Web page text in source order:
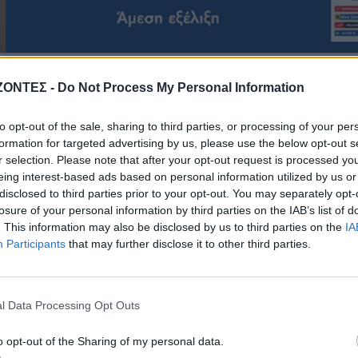
- Do Not Process My Personal Information
opt-out of the sale, sharing to third parties, or processing of your
for targeted advertising by us, please use the below opt-out
selection. Please note that after your opt-out request is processed
interest-based ads based on personal information utilized by us
to third parties prior to your opt-out. You may separately
of your personal information by third parties on the IAB’s list of
This information may also be disclosed by us to third parties on the
Participants that may further disclose it to other third parties.
Data Processing Opt Outs
opt-out of the Sharing of my personal data.
ΝΕΟΙ ΟΡΙΖΟΝΤΕΣ
Στο «κόκκινο» τα
– Ασφυκτικές
από την αύξηση
και την
υποστελέχωση
ΝΟΜΌΣ ΧΑΝΊΩΝ
Χανιά: Θάνατος
πισίνα ξενοδοχείου –
σύλληψη
7 Αυγούστου 2026